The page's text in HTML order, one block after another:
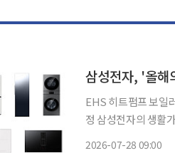
삼성전자, '올해
EHS 히트펌프 보일
정 삼성전자의 생활가전과 스마트폰 등 총 16개 제품이 비영리 시민단체 녹색구매네트워크
2026-07-28 09:00